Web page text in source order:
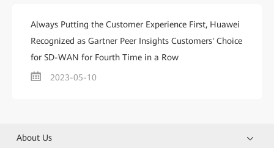
Always Putting the Customer Experience First, Huawei
Recognized as Gartner Peer Insights Customers' Choice
for SD-WAN for Fourth Time in a Row
2023-05-10
About Us